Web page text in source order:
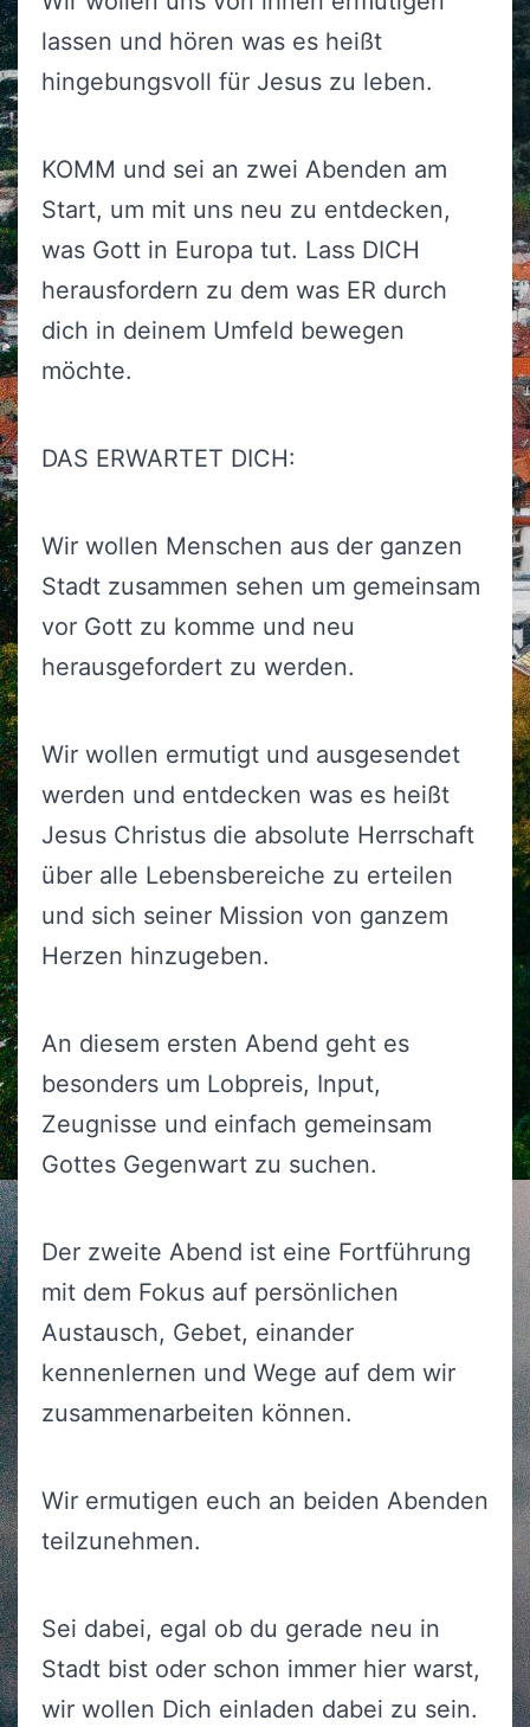
lassen und hören was es heißt
hingebungsvoll für Jesus zu leben.
KOMM und sei an zwei Abenden am
Start, um mit uns neu zu entdecken,
was Gott in Europa tut. Lass DICH
herausfordern zu dem was ER durch
dich in deinem Umfeld bewegen
möchte.
DAS ERWARTET DICH:
Wir wollen Menschen aus der ganzen
Stadt zusammen sehen um gemeinsam
vor Gott zu komme und neu
herausgefordert zu werden.
Wir wollen ermutigt und ausgesendet
werden und entdecken was es heißt
Jesus Christus die absolute Herrschaft
über alle Lebensbereiche zu erteilen
und sich seiner Mission von ganzem
Herzen hinzugeben.
An diesem ersten Abend geht es
besonders um Lobpreis, Input,
Zeugnisse und einfach gemeinsam
Gottes Gegenwart zu suchen.
Der zweite Abend ist eine Fortführung
mit dem Fokus auf persönlichen
Austausch, Gebet, einander
kennenlernen und Wege auf dem wir
zusammenarbeiten können.
Wir ermutigen euch an beiden Abenden
teilzunehmen.
Sei dabei, egal ob du gerade neu in
Stadt bist oder schon immer hier warst,
wir wollen Dich einladen dabei zu sein.